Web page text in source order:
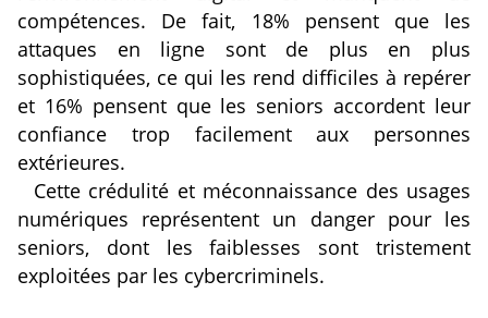
compétences. De fait, 18% pensent que les
attaques en ligne sont de plus en plus
sophistiquées, ce qui les rend difficiles à repérer
et 16% pensent que les seniors accordent leur
confiance trop facilement aux personnes
extérieures.
Cette crédulité et méconnaissance des usages
numériques représentent un danger pour les
seniors, dont les faiblesses sont tristement
exploitées par les cybercriminels.